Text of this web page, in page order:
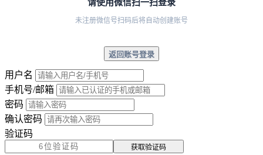
请使用微信扫一扫登录
未注册微信号扫码后将自动创建账号
返回账号登录
用户名
手机号/邮箱
密码
确认密码
验证码
获取验证码